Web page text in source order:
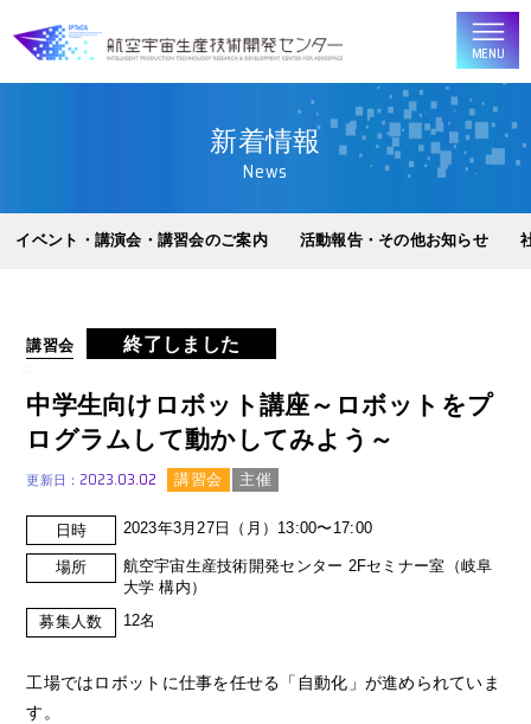
新着情報
News
イベント・講演会・講習会のご案内 活動報告・その他お知らせ
講習会 終了しました
中学生向けロボット講座～ロボットをプ
ログラムして動かしてみよう～
更新日： 2023.03.02 講習会 主催
日時 2023年3月27日（月）13:00〜17:00
場所
航空宇宙生産技術開発センター 2Fセミナー室（岐阜
大学 構内）
募集人数 12名
工場ではロボットに仕事を任せる「自動化」が進められていま
す。
MENU